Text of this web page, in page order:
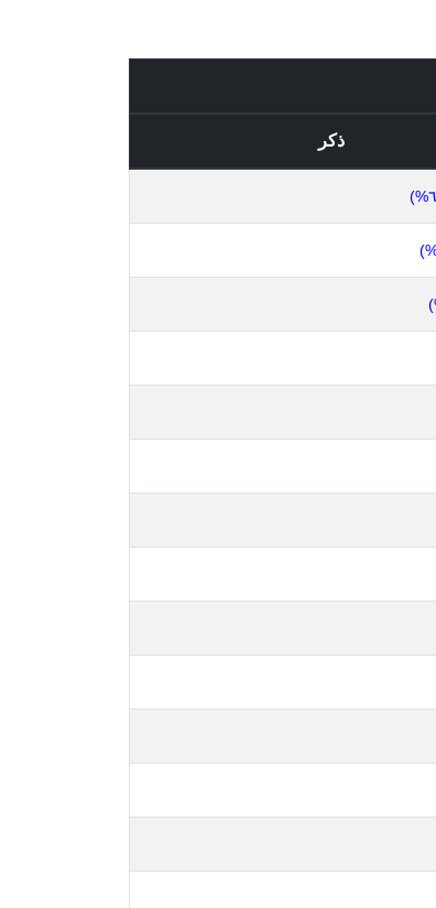
ذكر